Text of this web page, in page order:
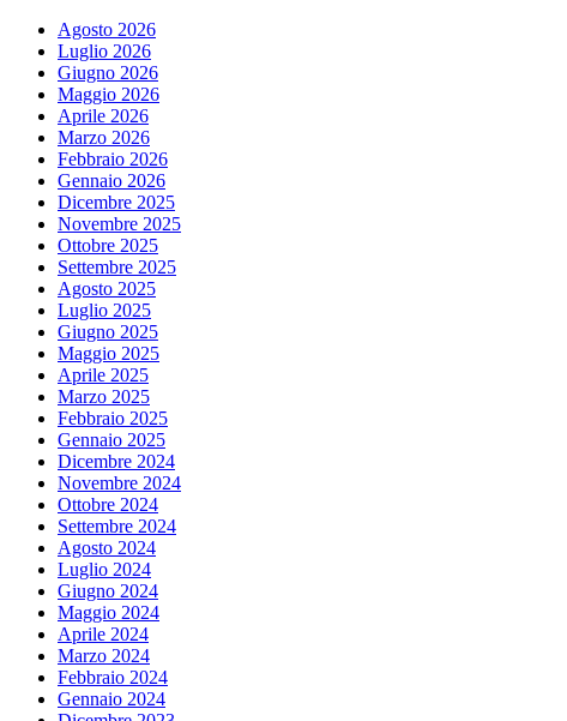
Agosto 2026
Luglio 2026
Giugno 2026
Maggio 2026
Aprile 2026
Marzo 2026
Febbraio 2026
Gennaio 2026
Dicembre 2025
Novembre 2025
Ottobre 2025
Settembre 2025
Agosto 2025
Luglio 2025
Giugno 2025
Maggio 2025
Aprile 2025
Marzo 2025
Febbraio 2025
Gennaio 2025
Dicembre 2024
Novembre 2024
Ottobre 2024
Settembre 2024
Agosto 2024
Luglio 2024
Giugno 2024
Maggio 2024
Aprile 2024
Marzo 2024
Febbraio 2024
Gennaio 2024